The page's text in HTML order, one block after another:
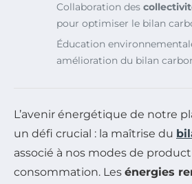
Collaboration des
pour optimiser le bilan
Éducation
amélioration du bilan
L’avenir énergétique de notre
un défi crucial : la maîtrise du
associé à nos modes de
consommation. Les énergies